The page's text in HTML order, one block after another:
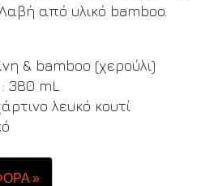
από υλικό bamboo.
& bamboo (χερούλι)
380 mL
λευκό κουτί
»